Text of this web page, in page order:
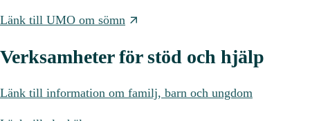
Länk till UMO om sömn
Verksamheter för stöd och hjälp
Länk till information om familj, barn och ungdom